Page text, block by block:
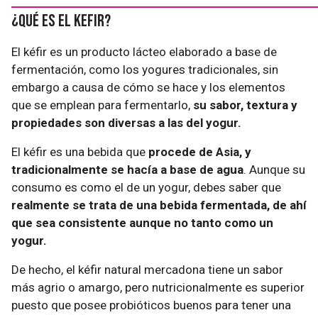
¿Qué es el kefir?
El kéfir es un producto lácteo elaborado a base de
fermentación, como los yogures tradicionales, sin
embargo a causa de cómo se hace y los elementos
que se emplean para fermentarlo, su sabor, textura y
propiedades son diversas a las del yogur.
El kéfir es una bebida que procede de Asia, y
tradicionalmente se hacía a base de agua. Aunque su
consumo es como el de un yogur, debes saber que
realmente se trata de una bebida fermentada, de ahí
que sea consistente aunque no tanto como un
yogur.
De hecho, el kéfir natural mercadona tiene un sabor
más agrio o amargo, pero nutricionalmente es superior
puesto que posee probióticos buenos para tener una